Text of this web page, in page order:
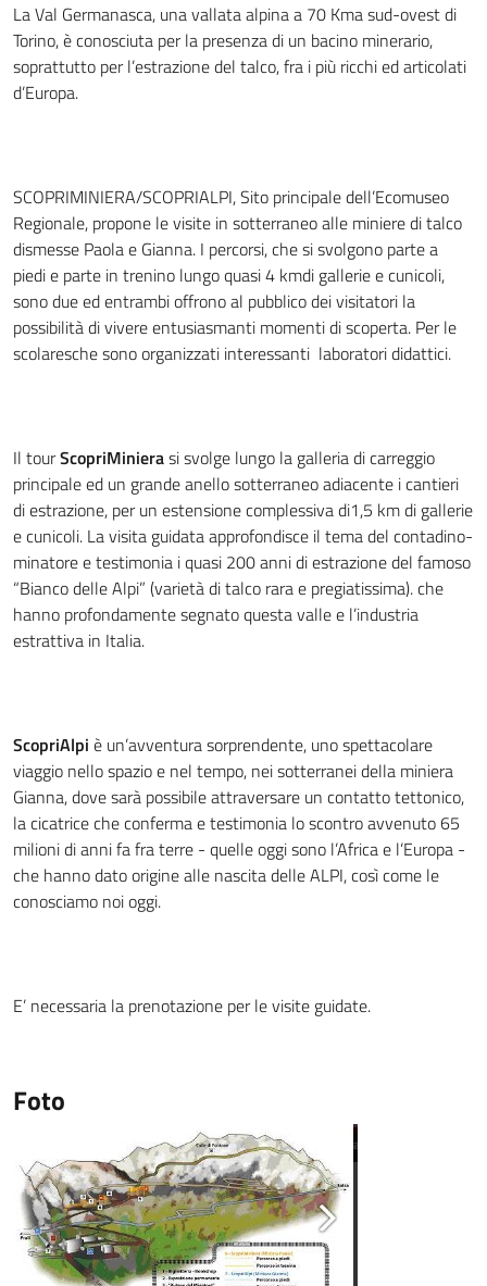
La Val Germanasca, una vallata alpina a 70 Kma sud-ovest di
Torino, è conosciuta per la presenza di un bacino minerario,
soprattutto per l’estrazione del talco, fra i più ricchi ed articolati
d’Europa.
SCOPRIMINIERA/SCOPRIALPI, Sito principale dell’Ecomuseo
Regionale, propone le visite in sotterraneo alle miniere di talco
dismesse Paola e Gianna. I percorsi, che si svolgono parte a
piedi e parte in trenino lungo quasi 4 kmdi gallerie e cunicoli,
sono due ed entrambi offrono al pubblico dei visitatori la
possibilità di vivere entusiasmanti momenti di scoperta. Per le
scolaresche sono organizzati interessanti laboratori didattici.
Il tourScopriMinierasi svolge lungo la galleria di carreggio
principale ed un grande anello sotterraneo adiacente i cantieri
di estrazione, per un estensione complessiva di1,5 km di gallerie
e cunicoli. La visita guidata approfondisce il tema del contadino-
minatore e testimonia i quasi 200 anni di estrazione del famoso
“Bianco delle Alpi” (varietà di talco rara e pregiatissima). che
hanno profondamente segnato questa valle e l’industria
estrattiva in Italia.
ScopriAlpi è un’avventura sorprendente, uno spettacolare
viaggio nello spazio e nel tempo, nei sotterranei della miniera
Gianna, dove sarà possibile attraversare un contatto tettonico,
la cicatrice che conferma e testimonia lo scontro avvenuto 65
milioni di anni fa fra terre - quelle oggi sono l’Africa e l’Europa -
che hanno dato origine alle nascita delle ALPI, così come le
conosciamo noi oggi.
E’ necessaria la prenotazione per le visite guidate.
Foto